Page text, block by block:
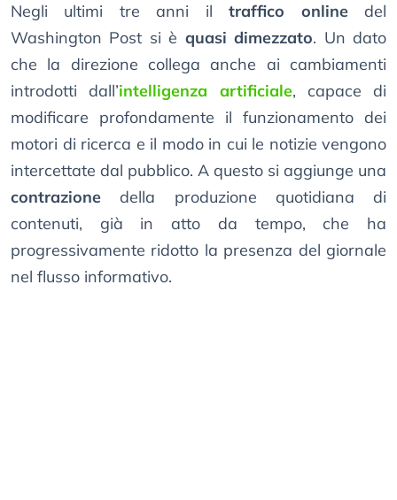
Negli ultimi tre anni iltraffico onlinedel
Washington Post si è quasi dimezzato. Un dato
che la direzione collega anche ai cambiamenti
introdotti dall’intelligenza artificiale, capace di
modificare profondamente il funzionamento dei
motori di ricerca e il modo in cui le notizie vengono
intercettate dal pubblico. A questo si aggiunge una
contrazione della produzione quotidiana di
contenuti, già in atto da tempo, che ha
progressivamente ridotto la presenza del giornale
nel flusso informativo.